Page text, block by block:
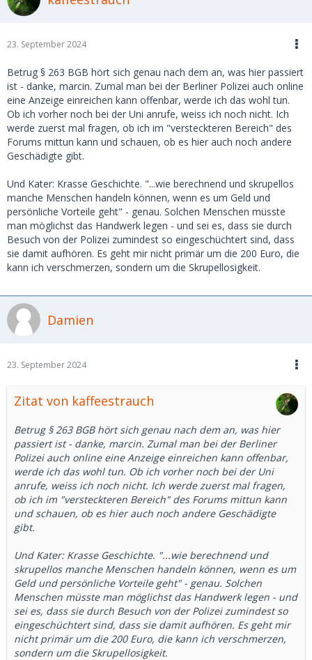
WhatsApp schrieb sie mir dann unverblümt, sie würde mir
Namen, ihre Adresse und sogar ihren Mietvertrag in meinen
Unterlagen hatte. Doch das schien sie keineswegs zu
beeindrucken. Ihre Reaktion war kühl und abweisend: Ich
solle froh sein, wenn ich überhaupt etwas von meinem Geld
zurückbekomme – und das frühestens in einem Jahr.
Daraufhin erstattete ich Anzeige und leitete ein
sendete ich eine Kopie an die Hausverwaltung. Nur kurze
Zeit später war das überwiesene Geld wieder auf meinem
Konto. Was ich damit verdeutlichen möchte, ist, dass sie fest
davon ausging, dass ich früher oder später aufgeben würde
– aus mildtätigen Gründen, weil ich nicht an den Erfolg
glaubte, oder aus welchen Motiven auch immer.
zumindest eine sehr ähnliche Masche – bereits unzählige
Male erfolgreich durchgezogen hat. Vielleicht entdeckst du
Parallelen zu deinen eigenen Erlebnissen. Es zeigt sich
immer wieder, wie berechnend und skrupellos manche
persönliche Vorteile geht.
23. September 2024
Betrug § 263 BGB hört sich genau nach dem an, was hier passiert
ist - danke, marcin. Zumal man bei der Berliner Polizei auch online
eine Anzeige einreichen kann offenbar, werde ich das wohl tun.
Ob ich vorher noch bei der Uni anrufe, weiss ich noch nicht. Ich
werde zuerst mal fragen, ob ich im "versteckteren Bereich" des
Forums mittun kann und schauen, ob es hier auch noch andere
Geschädigte gibt.
Und Kater: Krasse Geschichte. "...wie berechnend und skrupellos
manche Menschen handeln können, wenn es um Geld und
persönliche Vorteile geht" - genau. Solchen Menschen müsste
man möglichst das Handwerk legen - und sei es, dass sie durch
Besuch von der Polizei zumindest so eingeschüchtert sind, dass
sie damit aufhören. Es geht mir nicht primär um die 200 Euro, die
kann ich verschmerzen, sondern um die Skrupellosigkeit.
Damien
23. September 2024
Zitat von kaffeestrauch
Betrug § 263 BGB hört sich genau nach dem an, was hier
passiert ist - danke, marcin. Zumal man bei der Berliner
Polizei auch online eine Anzeige einreichen kann offenbar,
werde ich das wohl tun. Ob ich vorher noch bei der Uni
anrufe, weiss ich noch nicht. Ich werde zuerst mal fragen,
ob ich im "versteckteren Bereich" des Forums mittun kann
und schauen, ob es hier auch noch andere Geschädigte
gibt.
Und Kater: Krasse Geschichte. "...wie berechnend und
skrupellos manche Menschen handeln können, wenn es um
Geld und persönliche Vorteile geht" - genau. Solchen
Menschen müsste man möglichst das Handwerk legen - und
sei es, dass sie durch Besuch von der Polizei zumindest so
eingeschüchtert sind, dass sie damit aufhören. Es geht mir
nicht primär um die 200 Euro, die kann ich verschmerzen,
sondern um die Skrupellosigkeit.